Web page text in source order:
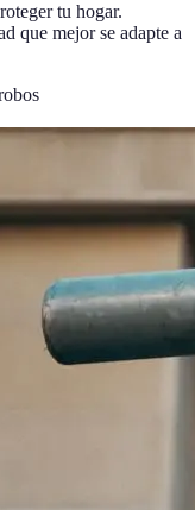
tu hogar.
que mejor se adapte a